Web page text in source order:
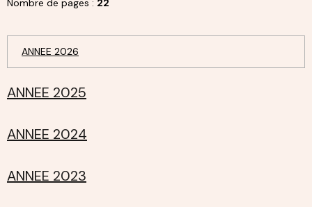
ANNEE 2026
ANNEE 2025
ANNEE 2024
ANNEE 2023